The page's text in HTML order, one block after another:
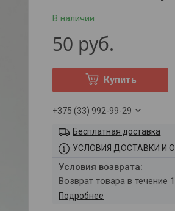
В наличии
50 руб.
Купить
+375 (33) 992-99-29
Бесплатная доставка
УСЛОВИЯ ДОСТАВКИ И
возврат товара в течение
Подробнее